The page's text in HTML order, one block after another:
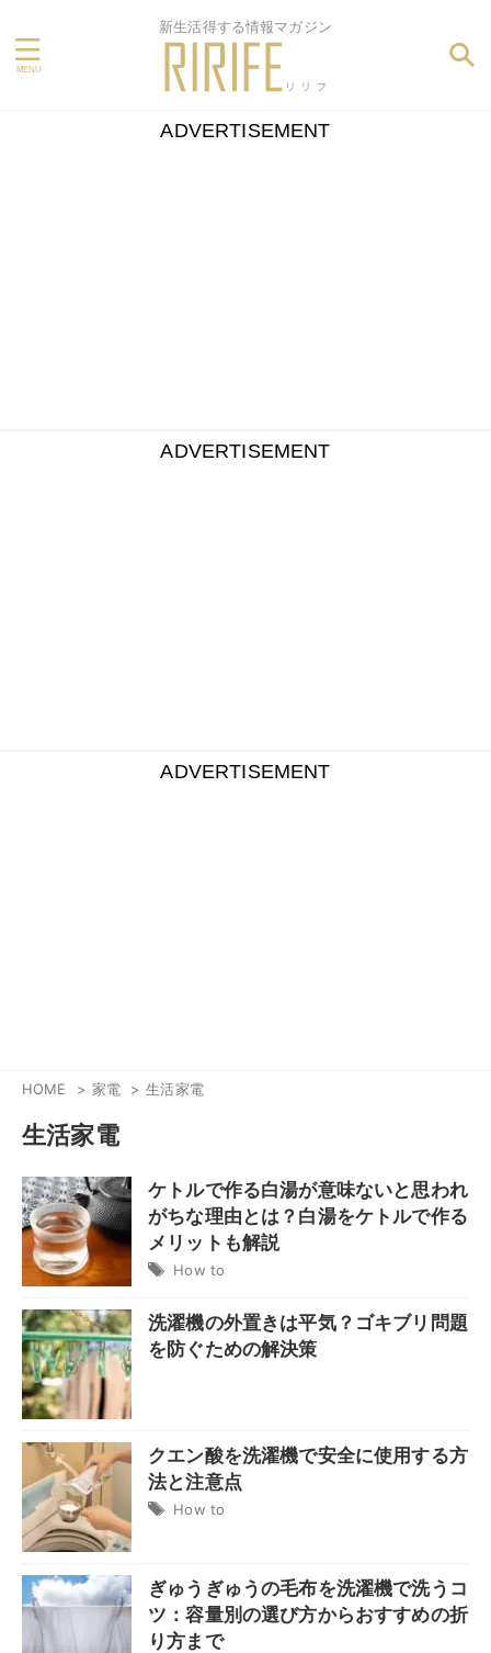
新生活得する情報マガジン
ADVERTISEMENT
ADVERTISEMENT
ADVERTISEMENT
HOME 家電 生活家電
生活家電
ケトルで作る白湯が意味ないと思われ
がちな理由とは？白湯をケトルで作る
メリットも解説
How to
洗濯機の外置きは平気？ゴキブリ問題
を防ぐための解決策
クエン酸を洗濯機で安全に使用する方
法と注意点
How to
ぎゅうぎゅうの毛布を洗濯機で洗うコ
ツ：容量別の選び方からおすすめの折
り方まで